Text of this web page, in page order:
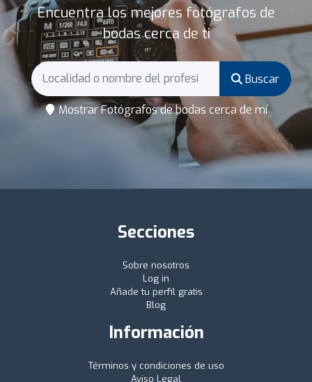
Encuentra los mejores fotógrafos de
bodas cerca de ti
Buscar
Mostrar Fotógrafos de bodas cerca de mí
Secciones
Sobre nosotros
Log in
Añade tu perfil gratis
Blog
Información
Términos y condiciones de uso
Aviso Legal